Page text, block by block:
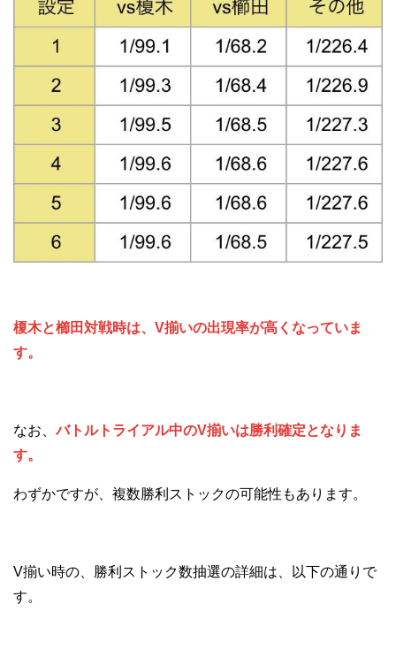
榎木と櫛田対戦時は、V揃いの出現率が高くなっていま
す。
なお、バトルトライアル中のV揃いは勝利確定となりま
す。
わずかですが、複数勝利ストックの可能性もあります。
V揃い時の、勝利ストック数抽選の詳細は、以下の通りで
す。